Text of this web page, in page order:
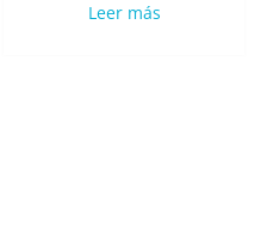
Leer más